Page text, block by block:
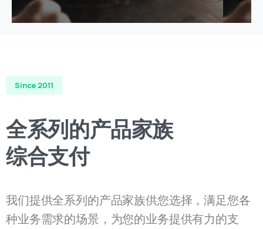
Since 2011
全系列的产品家族
种业务需求的场景，为您的业务提供有力的支
撑。